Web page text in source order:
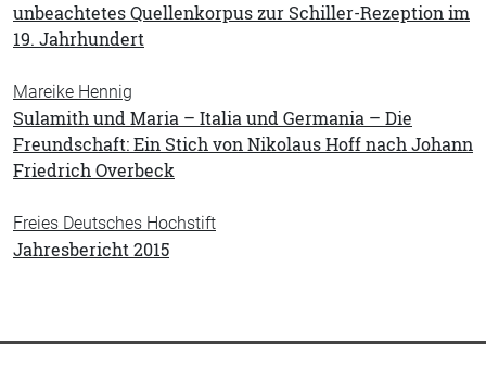
unbeachtetes Quellenkorpus zur Schiller-Rezeption im
19. Jahrhundert
Mareike Hennig
Sulamith und Maria – Italia und Germania – Die
Freundschaft: Ein Stich von Nikolaus Hoff nach Johann
Friedrich Overbeck
Freies Deutsches Hochstift
Jahresbericht 2015